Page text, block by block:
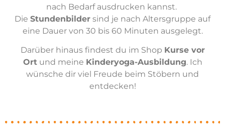
nach Bedarf ausdrucken kannst.
Die Stundenbilder sind je nach Altersgruppe auf
eine Dauer von 30 bis 60 Minuten ausgelegt.
Darüber hinaus findest du im Shop Kurse vor
Ortund meine Kinderyoga-Ausbildung. Ich
wünsche dir viel Freude beim Stöbern und
entdecken!